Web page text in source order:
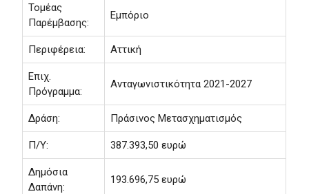
Τομέας
Παρέμβασης:
Εμπόριο
Περιφέρεια: Αττική
Επιχ.
Πρόγραμμα:
Ανταγωνιστικότητα 2021-2027
Δράση: Πράσινος Μετασχηματισμός
Π/Υ: 387.393,50 ευρώ
Δημόσια
Δαπάνη:
193.696,75 ευρώ